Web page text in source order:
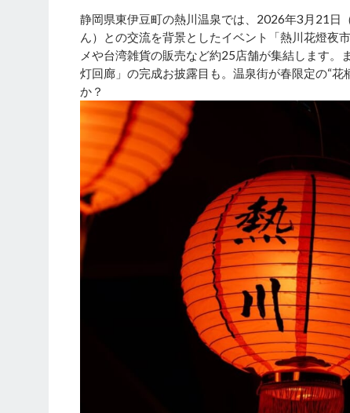
静岡県東伊豆町の熱川温泉では、2026年3月21日
ん）との交流を背景としたイベント「熱川花燈夜
メや台湾雑貨の販売など約25店舗が集結します
灯回廊」の完成お披露目も。温泉街が春限定の“
か？